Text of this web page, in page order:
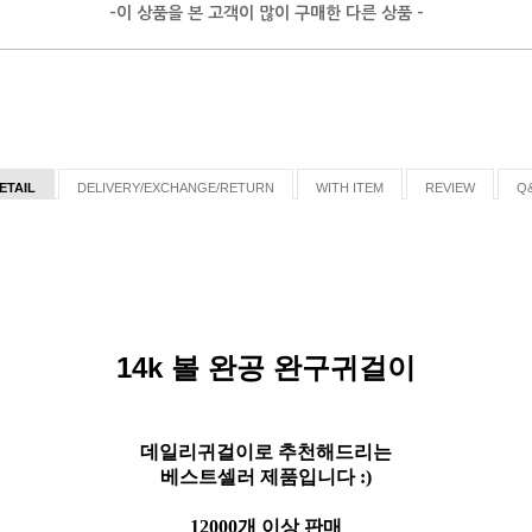
-이 상품을 본 고객이 많이 구매한 다른 상품 -
DELIVERY/EXCHANGE/RETURN WITH ITEM REVIEW
14k 볼 완공 완구귀걸이
데일리귀걸이로 추천해드리는
베스트셀러 제품입니다 :)
12000개 이상 판매